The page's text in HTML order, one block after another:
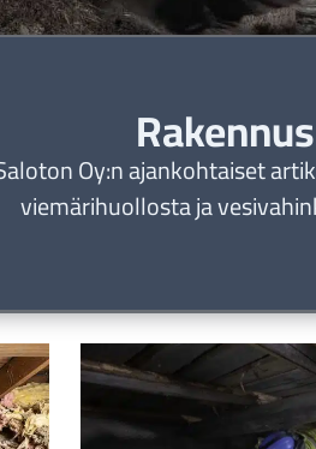
Oy:n ajankohtaiset
viemärihuollosta ja